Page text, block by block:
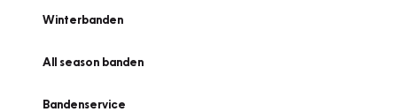
Winterbanden
All season banden
Bandenservice